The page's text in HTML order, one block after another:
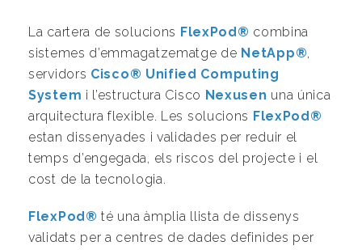
La cartera de solucions FlexPod® combina
sistemes d’emmagatzematge de NetApp®,
servidors Cisco® Unified Computing
System i l’estructura Cisco Nexusen una única
arquitectura flexible. Les solucions FlexPod®
estan dissenyades i validades per reduir el
temps d’engegada, els riscos del projecte i el
cost de la tecnologia.
FlexPod® té una àmplia llista de dissenys
validats per a centres de dades definides per